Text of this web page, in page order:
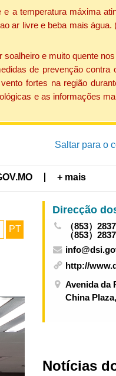
a temperatura máxima
ar livre e beba mais
e muito quente
de prevenção
fortes na região
e as informações
Saltar para o
+ mais
PT
（853）
（853）
http://
Avenida da
China
Notícias